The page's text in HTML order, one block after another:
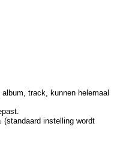
track, kunnen helemaal
(standaard instelling wordt